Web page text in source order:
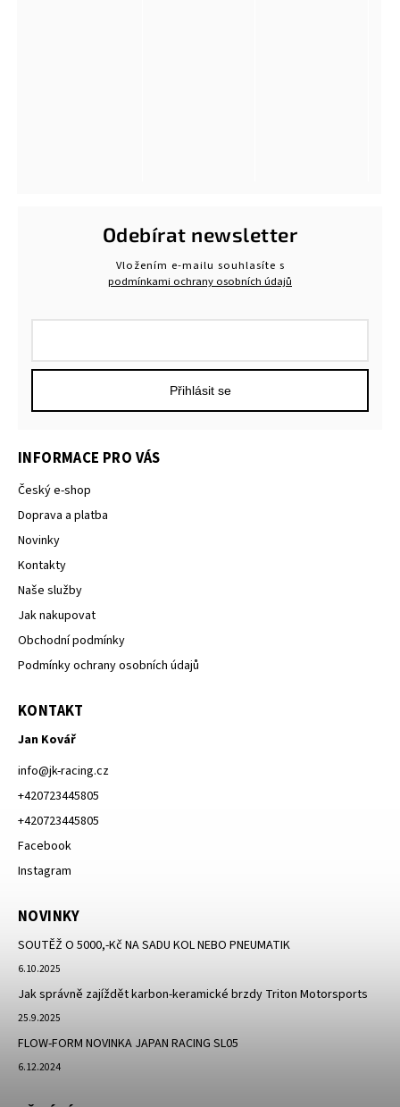
INFORMACE PRO VÁS
Český e-shop
Doprava a platba
Novinky
Kontakty
Naše služby
Jak nakupovat
Obchodní podmínky
Podmínky ochrany osobních údajů
KONTAKT
Jan Kovář
info@jk-racing.cz
+420723445805
+420723445805
Facebook
Instagram
NOVINKY
SOUTĚŽ O 5000,-Kč NA SADU KOL NEBO PNEUMATIK
6.10.2025
Jak správně zajíždět karbon-keramické brzdy Triton Motorsports
25.9.2025
FLOW-FORM NOVINKA JAPAN RACING SL05
6.12.2024
Odebírat newsletter
Vložením e-mailu souhlasíte s
podmínkami ochrany osobních údajů
Přihlásit se